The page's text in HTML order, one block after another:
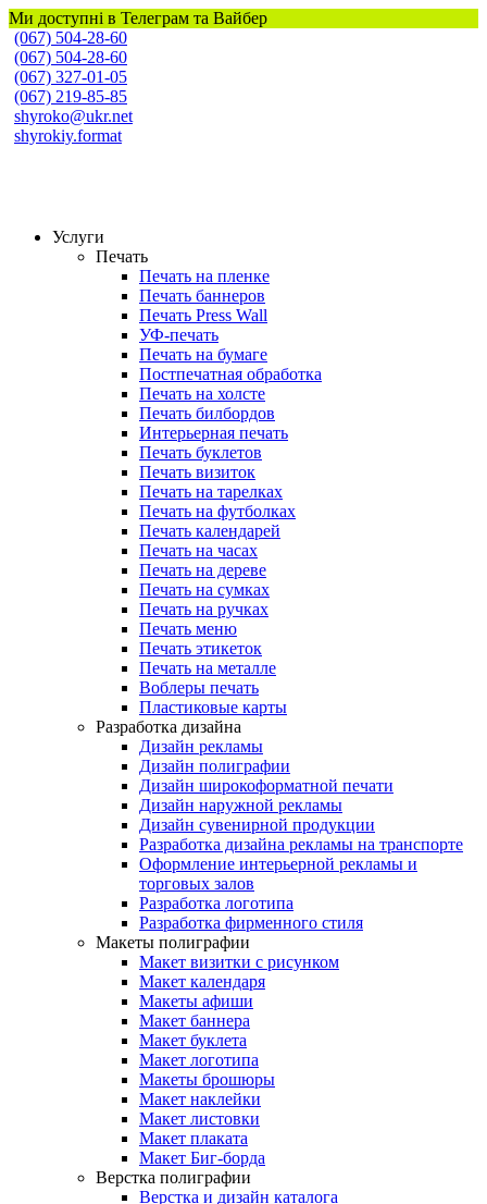
Ми доступні в Телеграм та Вайбер
(067) 504-28-60
(067) 504-28-60
(067) 327-01-05
(067) 219-85-85
shyroko@ukr.net
shyrokiy.format
Широкий Формат
Услуги
Печать
Печать на пленке
Печать баннеров
Печать Press Wall
УФ-печать
Печать на бумаге
Постпечатная обработка
Печать на холсте
Печать билбордов
Интерьерная печать
Печать буклетов
Печать визиток
Печать на тарелках
Печать на футболках
Печать календарей
Печать на часах
Печать на дереве
Печать на сумках
Печать на ручках
Печать меню
Печать этикеток
Печать на металле
Воблеры печать
Пластиковые карты
Разработка дизайна
Дизайн рекламы
Дизайн полиграфии
Дизайн широкоформатной печати
Дизайн наружной рекламы
Дизайн сувенирной продукции
Разработка дизайна рекламы на транспорте
Оформление интерьерной рекламы и
торговых залов
Разработка логотипа
Разработка фирменного стиля
Макеты полиграфии
Макет визитки с рисунком
Макет календаря
Макеты афиши
Макет баннера
Макет буклета
Макет логотипа
Макеты брошюры
Макет наклейки
Макет листовки
Макет плаката
Макет Биг-борда
Верстка полиграфии
Верстка и дизайн каталога